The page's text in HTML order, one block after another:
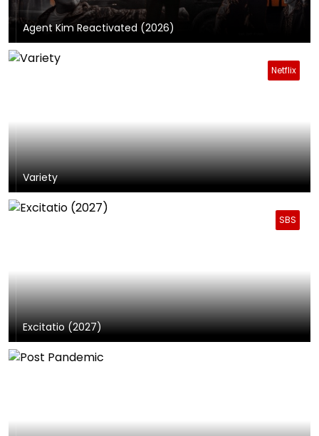
Agent Kim Reactivated (2026)
Netflix
Variety
SBS
Excitatio (2027)